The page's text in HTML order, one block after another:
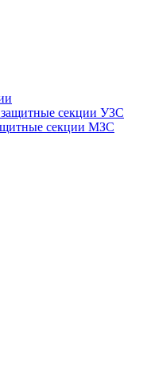
секции УЗС
секции МЗС